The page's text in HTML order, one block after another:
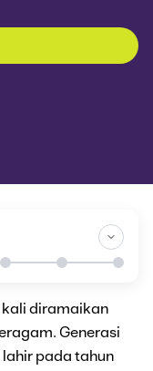
kali diramaikan
Generasi
pada tahun